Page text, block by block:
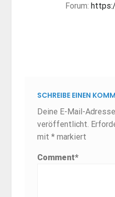
Forum:
SCHREIBE EINEN
Deine E-Mail-
veröffentlicht.
mit* markiert
Comment*